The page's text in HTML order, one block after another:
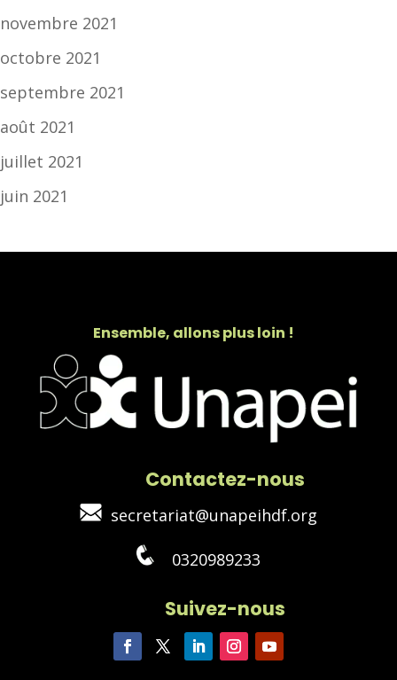
novembre 2021
octobre 2021
septembre 2021
août 2021
juillet 2021
juin 2021
Ensemble, allons plus loin !
Contactez-nous
secretariat@unapeihdf.org
0320989233
Suivez-nous